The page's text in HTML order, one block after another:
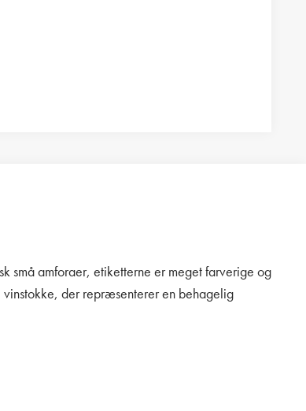
små amforaer, etiketterne er meget farverige og
der repræsenterer en behagelig